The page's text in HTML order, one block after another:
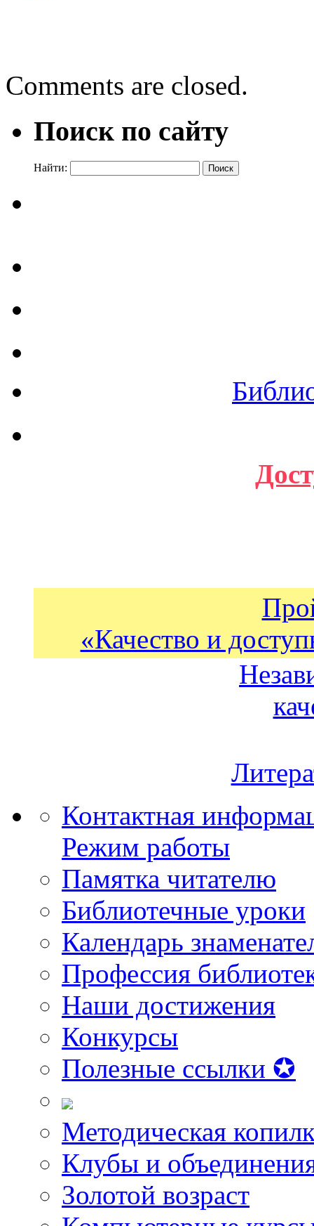
Comments are closed.
Поиск по сайту
Найти:
«Качество и
Контактная
Режим работы
Памятка читателю
Библиотечные уроки
Календарь
Профессия
Наши достижения
Конкурсы
Полезные ссылки ✪
Методическая
Клубы и
Золотой возраст